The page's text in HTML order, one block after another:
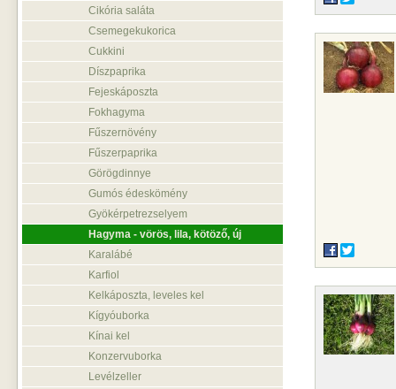
Cikória saláta
Csemegekukorica
Cukkini
Díszpaprika
Fejeskáposzta
Fokhagyma
Fűszernövény
Fűszerpaprika
Görögdinnye
Gumós édeskömény
Gyökérpetrezselyem
Hagyma - vörös, lila, kötöző, új
Karalábé
Karfiol
Kelkáposzta, leveles kel
Kígyóuborka
Kínai kel
Konzervuborka
Levélzeller